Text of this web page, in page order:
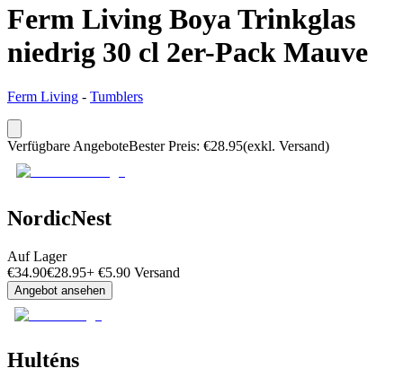
Ferm Living Boya Trinkglas
niedrig 30 cl 2er-Pack Mauve
Ferm Living - Tumblers
Verfügbare AngeboteBester Preis: €28.95(exkl. Versand)
NordicNest
Auf Lager
€34.90€28.95+ €5.90 Versand
Angebot ansehen
Hulténs